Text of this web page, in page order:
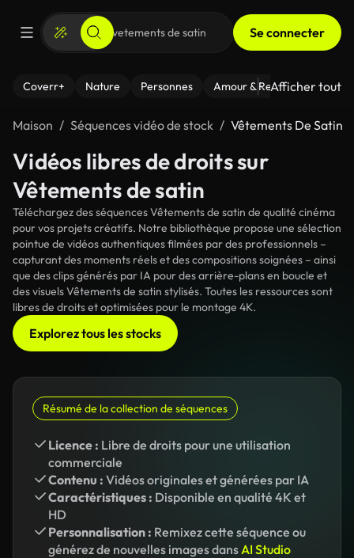
Se connecter
Coverr+ Nature Personnes Amour & Relations Le
Afficher tout
Maison Séquences vidéo de stock Vêtements De Satin
Vidéos libres de droits sur
Vêtements de satin
Téléchargez des séquences Vêtements de satin de qualité cinéma
pour vos projets créatifs. Notre bibliothèque propose une sélection
pointue de vidéos authentiques filmées par des professionnels –
capturant des moments réels et des compositions soignées – ainsi
que des clips générés par IA pour des arrière-plans en boucle et
des visuels Vêtements de satin stylisés. Toutes les ressources sont
libres de droits et optimisées pour le montage 4K.
Explorez tous les stocks
Résumé de la collection de séquences
Licence : Libre de droits pour une utilisation
commerciale
Contenu : Vidéos originales et générées par IA
Caractéristiques : Disponible en qualité 4K et
HD
Personnalisation : Remixez cette séquence ou
générez de nouvelles images dansAI Studio